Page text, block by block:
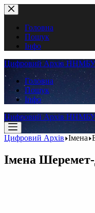
Перейти
до
вмістуГоловна
Пошук
Інфо
Цифровий Архів ННМБУ
Головна
Пошук
Інфо
Цифровий Архів ННМБУ
Цифровий Архів Імена
Імена